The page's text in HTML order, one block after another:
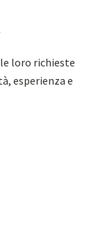
loro richieste
esperienza e